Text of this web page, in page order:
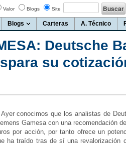
Valor Blogs Site
Blogs Carteras A. Técnico
Deutsche
su
conocimos que los analistas de
Gamesa con una recomendación
por acción, por tanto ofrece un
ha traído tras de sí una revalorización